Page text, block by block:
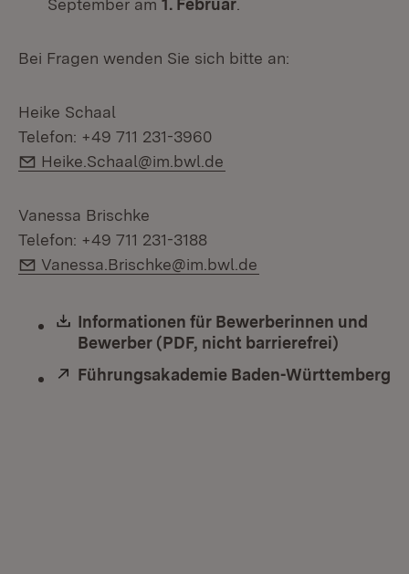
September am 1. Februar
Bei Fragen wenden Sie sich bitte an:
Heike Schaal
Telefon: +49 711 231-3960
E-Mail:
Heike.Schaal@im.bwl.de
Vanessa Brischke
Telefon: +49 711 231-3188
E-Mail:
Vanessa.Brischke@im.bwl.de
Download:
Informationen für Bewerberinnen und
Bewerber (PDF, nicht barrierefrei)
Extern:
Führungsakademie Baden-Württemberg